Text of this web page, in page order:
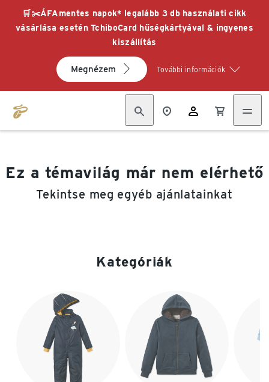
🛒✂️ÁFAmentes napok* legalább 3 db használati cikk
vásárlása esetén TchiboCard hűségkártyával & ingyenes
kiszállítás
Megnézem További információk
Ez a témavilág már nem elérhető
Tekintse meg egyéb ajánlatainkat
Kategóriák